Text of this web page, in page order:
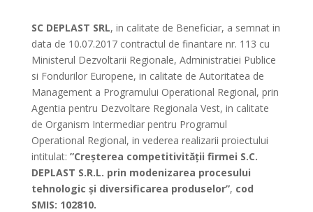
SC DEPLAST SRL, in calitate de Beneficiar, a semnat in
data de 10.07.2017 contractul de finantare nr. 113 cu
Ministerul Dezvoltarii Regionale, Administratiei Publice
si Fondurilor Europene, in calitate de Autoritatea de
Management a Programului Operational Regional, prin
Agentia pentru Dezvoltare Regionala Vest, in calitate
de Organism Intermediar pentru Programul
Operational Regional, in vederea realizarii proiectului
intitulat: ”Creșterea competitivității firmei S.C.
DEPLAST S.R.L. prin modenizarea procesului
tehnologic și diversificarea produselor”, cod
SMIS: 102810.